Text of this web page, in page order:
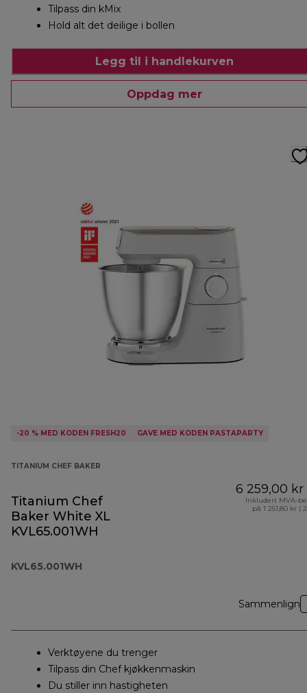
Tilpass din kMix
Hold alt det deilige i bollen
Legg til i handlekurven
Oppdag mer
-20 % MED KODEN FRESH20 GAVE MED KODEN PASTAPARTY
TITANIUM CHEF BAKER
Titanium Chef
Baker White XL
KVL65.001WH
KVL65.001WH
6 259,00 kr
Inkludert MVA-
på 1 251,80 kr (
Sammenlign
Verktøyene du trenger
Tilpass din Chef kjøkkenmaskin
Du stiller inn hastigheten